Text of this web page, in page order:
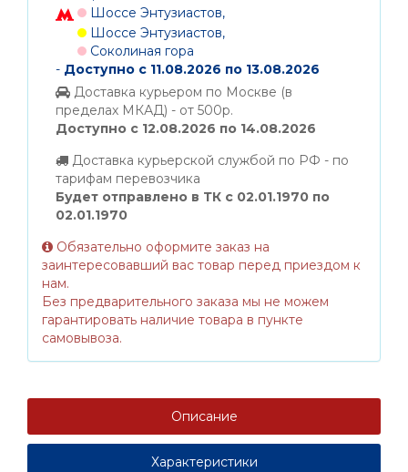
Шоссе Энтузиастов,
Шоссе Энтузиастов,
Соколиная гора
- Доступно с 11.08.2026 по 13.08.2026
Доставка курьером по Москве (в
пределах МКАД) - от 500р.
Доступно с 12.08.2026 по 14.08.2026
Доставка курьерской службой по РФ - по
тарифам перевозчика
Будет отправлено в ТК с 02.01.1970 по
02.01.1970
Обязательно оформите заказ на
заинтересовавший вас товар перед приездом к
нам.
Без предварительного заказа мы не можем
гарантировать наличие товара в пункте
самовывоза.
Описание
Характеристики